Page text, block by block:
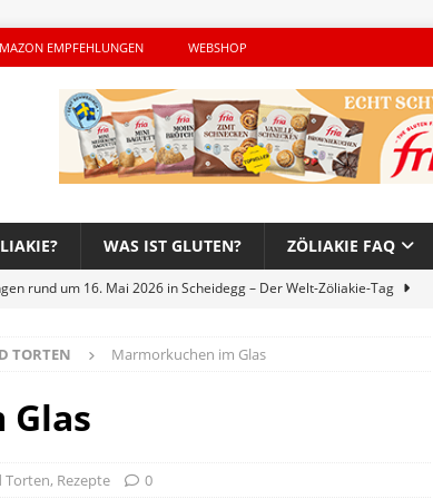
EMPFEHLUNGEN WEBSHOP
WAS IST GLUTEN? ZÖLIAKIE FAQ
rund um 16. Mai 2026 in Scheidegg – Der Welt-Zöliakie-Tag
Woche bei Hans im Glück – Es geht auch 2026 weiter!
TORTEN Marmorkuchen im Glas
Torten, Rezepte 0